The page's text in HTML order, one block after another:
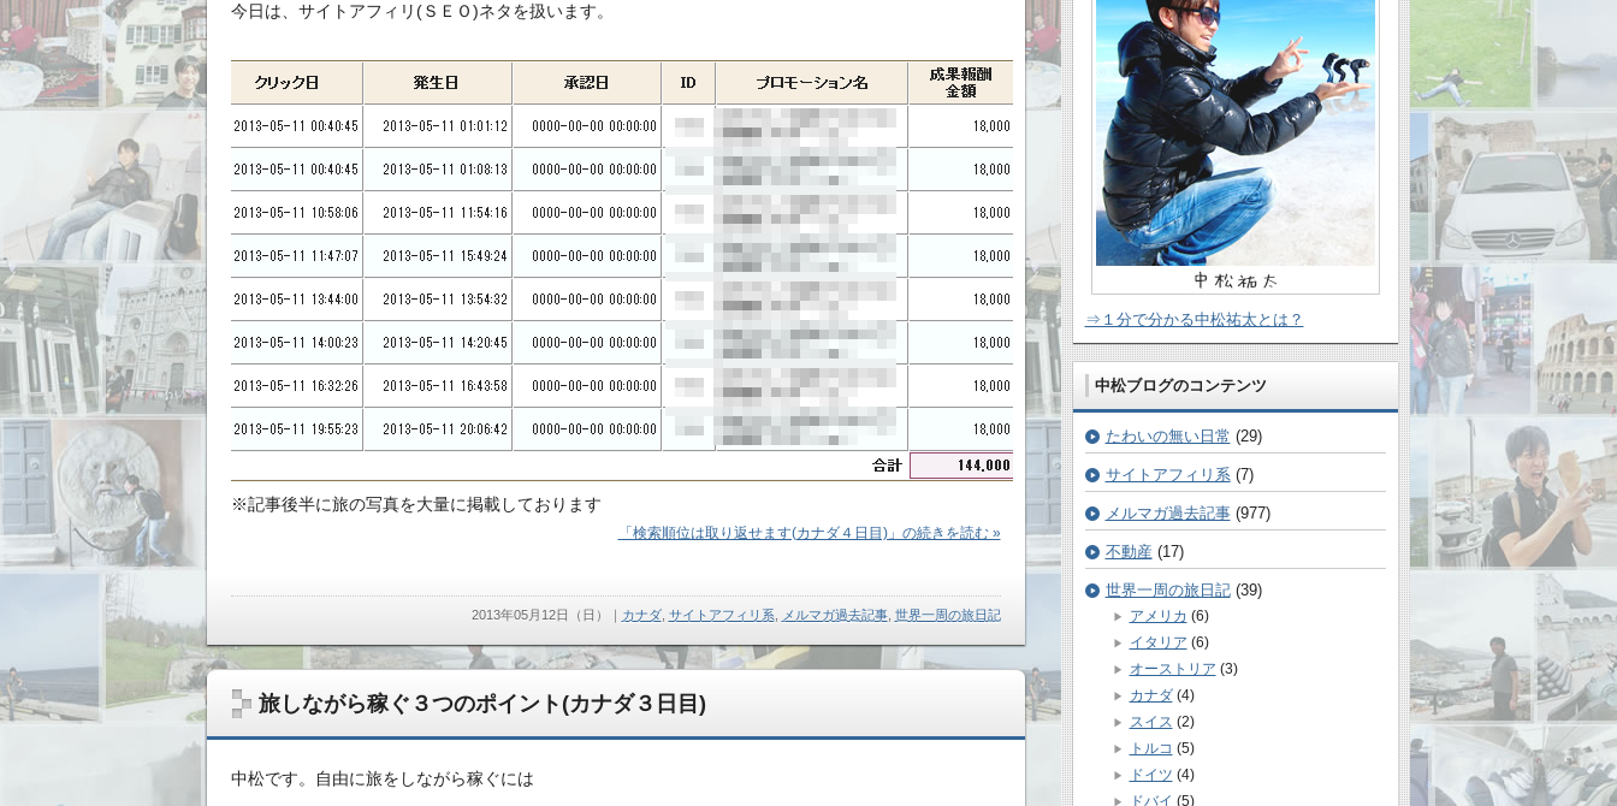
今日は、サイトアフィリ(ＳＥＯ)ネタを扱います。
※記事後半に旅の写真を大量に掲載しております
「検索順位は取り返せます(カナダ４日目)」の続きを読む »
2013年05月12日（日） ｜ カナダ, サイトアフィリ系 メルマガ過去記事, 世界一周の旅日記
旅しながら稼ぐ３つのポイント(カナダ３日目)
中松です。自由に旅をしながら稼ぐには
⇒１分で分かる中松祐太とは？
中松ブログのコンテンツ
たわいの無い日常 (29)
サイトアフィリ系(7)
メルマガ過去記事(977)
不動産 (17)
世界一周の旅日記(39)
アメリカ (6)
イタリア (6)
オーストリア (3)
カナダ(4)
スイス (2)
トルコ (5)
ドイツ (4)
ドバイ (5)
無形ビジネスで稼いだ資金を、実物資産へ変えてきた記録